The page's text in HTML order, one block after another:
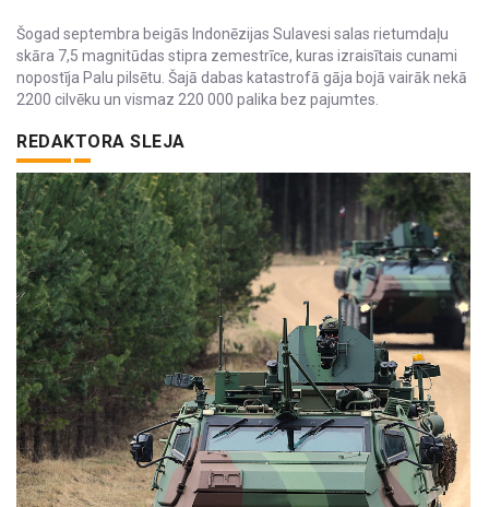
Šogad septembra beigās Indonēzijas Sulavesi salas rietumdaļu
skāra 7,5 magnitūdas stipra zemestrīce, kuras izraisītais cunami
nopostīja Palu pilsētu. Šajā dabas katastrofā gāja bojā vairāk nekā
2200 cilvēku un vismaz 220 000 palika bez pajumtes.
REDAKTORA SLEJA